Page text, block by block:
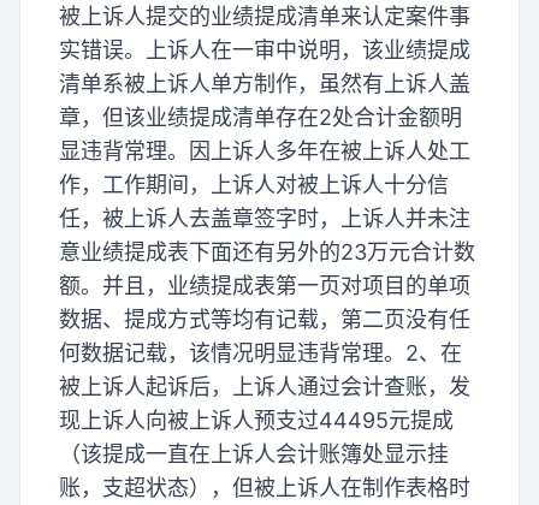
被上诉人提交的业绩提成清单来认定案件事
实错误。上诉人在一审中说明，该业绩提成
清单系被上诉人单方制作，虽然有上诉人盖
章，但该业绩提成清单存在2处合计金额明
显违背常理。因上诉人多年在被上诉人处工
作，工作期间，上诉人对被上诉人十分信
任，被上诉人去盖章签字时，上诉人并未注
意业绩提成表下面还有另外的23万元合计数
额。并且，业绩提成表第一页对项目的单项
数据、提成方式等均有记载，第二页没有任
何数据记载，该情况明显违背常理。2、在
被上诉人起诉后，上诉人通过会计查账，发
现上诉人向被上诉人预支过44495元提成
（该提成一直在上诉人会计账簿处显示挂
账，支超状态），但被上诉人在制作表格时